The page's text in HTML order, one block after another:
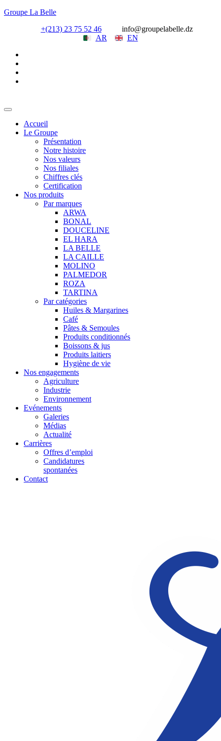
Groupe La Belle
+(213) 23 75 52 46
info@groupelabelle.dz
AR
EN
Accueil
Le Groupe
Présentation
Notre histoire
Nos valeurs
Nos filiales
Chiffres clés
Certification
Nos produits
Par marques
ARWA
BONAL
DOUCELINE
EL HARA
LA BELLE
LA CAILLE
MOLINO
PALMEDOR
ROZA
TARTINA
Par catégories
Huiles & Margarines
Café
Pâtes & Semoules
Produits conditionnés
Boissons & jus
Produits laitiers
Hygiène de vie
Nos engagements
Agriculture
Industrie
Environnement
Evénements
Galeries
Médias
Actualité
Carrières
Offres d’emploi
Candidatures
spontanées
Contact